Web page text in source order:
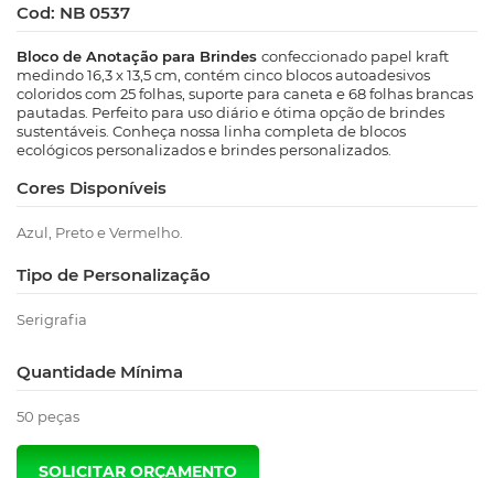
Cod: NB 0537
Bloco de Anotação para Brindes confeccionado papel kraft
medindo 16,3 x 13,5 cm, contém cinco blocos autoadesivos
coloridos com 25 folhas, suporte para caneta e 68 folhas brancas
pautadas. Perfeito para uso diário e ótima opção de brindes
sustentáveis. Conheça nossa linha completa de blocos
ecológicos personalizados e brindes personalizados.
Cores Disponíveis
Azul, Preto e Vermelho.
Tipo de Personalização
Serigrafia
Quantidade Mínima
50 peças